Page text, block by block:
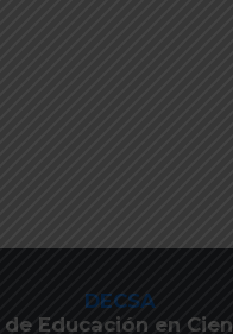
DECSA
Educación en